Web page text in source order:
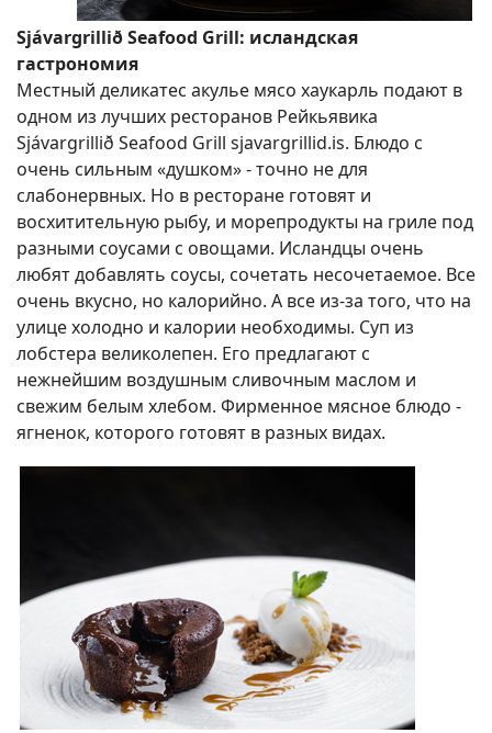
Sjávargrillið Seafood Grill: исландская
гастрономия
Местный деликатес акулье мясо хаукарль подают в
одном из лучших ресторанов Рейкьявика
Sjávargrillið Seafood Grill sjavargrillid.is. Блюдо с
очень сильным «душком» - точно не для
слабонервных. Но в ресторане готовят и
восхитительную рыбу, и морепродукты на гриле под
разными соусами с овощами. Исландцы очень
любят добавлять соусы, сочетать несочетаемое. Все
очень вкусно, но калорийно. А все из-за того, что на
улице холодно и калории необходимы. Суп из
лобстера великолепен. Его предлагают с
нежнейшим воздушным сливочным маслом и
свежим белым хлебом. Фирменное мясное блюдо -
ягненок, которого готовят в разных видах.